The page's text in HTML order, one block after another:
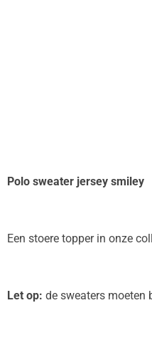
Polo sweater jersey smiley
Een stoere topper in onze
Let op: de sweaters moeten